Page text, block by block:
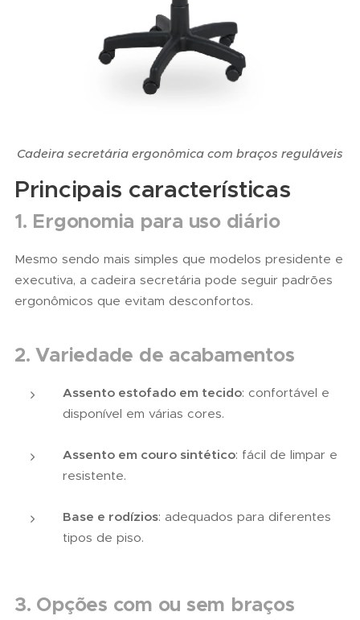
Cadeira secretária ergonômica com braços reguláveis
Principais características
1. Ergonomia para uso diário
Mesmo sendo mais simples que modelos presidente e
executiva, a cadeira secretária pode seguir padrões
ergonômicos que evitam desconfortos.
2. Variedade de acabamentos
Assento estofado em tecido: confortável e
disponível em várias cores.
Assento em couro sintético: fácil de limpar e
resistente.
Base e rodízios: adequados para diferentes
tipos de piso.
3. Opções com ou sem braços